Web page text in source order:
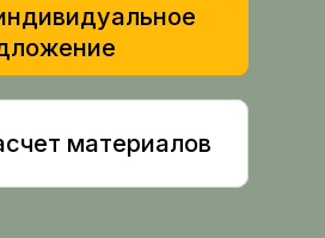
материалов